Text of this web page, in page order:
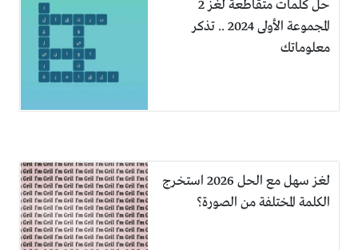
حل كلمات متقاطعة لغز 2
المجموعة الأولى 2024 .. تذكر
معلوماتك
لغز سهل مع الحل 2026 استخرج
الكلمة المختلفة من الصورة؟